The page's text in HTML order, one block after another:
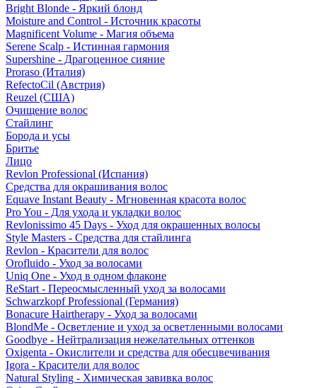
Bright Blonde - Яркий блонд
Moisture and Control - Источник красоты
Magnificent Volume - Магия объема
Serene Scalp - Истинная гармония
Supershine - Драгоценное сияние
Proraso (Италия)
RefectoCil (Австрия)
Reuzel (США)
Очищение волос
Стайлинг
Борода и усы
Бритье
Лицо
Revlon Professional (Испания)
Средства для окрашивания волос
Equave Instant Beauty - Мгновенная красота волос
Pro You - Для ухода и укладки волос
Revlonissimo 45 Days - Уход для окрашенных волосы
Style Masters - Средства для стайлинга
Revlon - Красители для волос
Orofluido - Уход за волосами
Uniq One - Уход в одном флаконе
ReStart - Переосмысленный уход за волосами
Schwarzkopf Professional (Германия)
Bonacure Hairtherapy - Уход за волосами
BlondMe - Осветление и уход за осветленными волосами
Goodbye - Нейтрализация нежелательных оттенков
Oxigenta - Окислители и средства для обесцвечивания
Igora - Красители для волос
Natural Styling - Химическая завивка волос